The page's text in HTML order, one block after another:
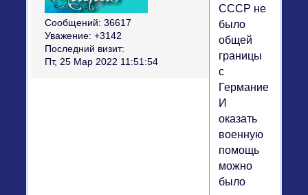
Сообщений: 36617
Уважение: +3142
Последний визит:
Пт, 25 Мар 2022 11:51:54
СССР не
было
общей
границы
с
Германией.
И
оказать
военную
помощь
можно
было